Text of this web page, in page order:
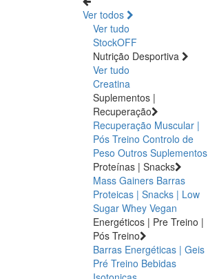
Ver todos
Ver tudo
StockOFF
Nutrição Desportiva
Ver tudo
Creatina
Suplementos |
Recuperação
Recuperação Muscular |
Pós Treino Controlo de
Peso Outros Suplementos
Proteínas | Snacks
Mass Gainers Barras
Proteicas | Snacks | Low
Sugar Whey Vegan
Energéticos | Pre Treino |
Pós Treino
Barras Energéticas | Geis
Pré Treino Bebidas